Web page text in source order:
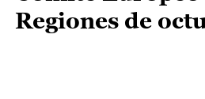
Regiones de